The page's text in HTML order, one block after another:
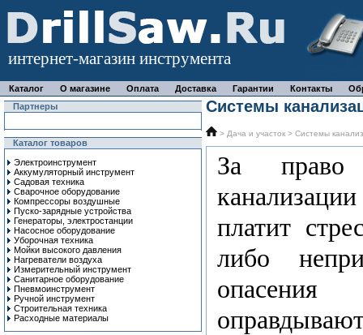
интернет-магазин инструмента
Каталог О магазине Оплата Доставка Гарантии Контакты
Партнеры
Каталог товаров
Электроинструмент
Аккумуляторный инструмент
Садовая техника
Сварочное оборудование
Компрессоры воздушные
Пуско-зарядные устройства
Генераторы, электростанции
Насосное оборудование
Уборочная техника
Мойки высокого давления
Нагреватели воздуха
Измерительный инструмент
Санитарное оборудование
Пневмоинструмент
Ручной инcтрумент
Строительная техника
Расходные материалы
Системы
> Дача и участок > Системы
За право
платит
либо